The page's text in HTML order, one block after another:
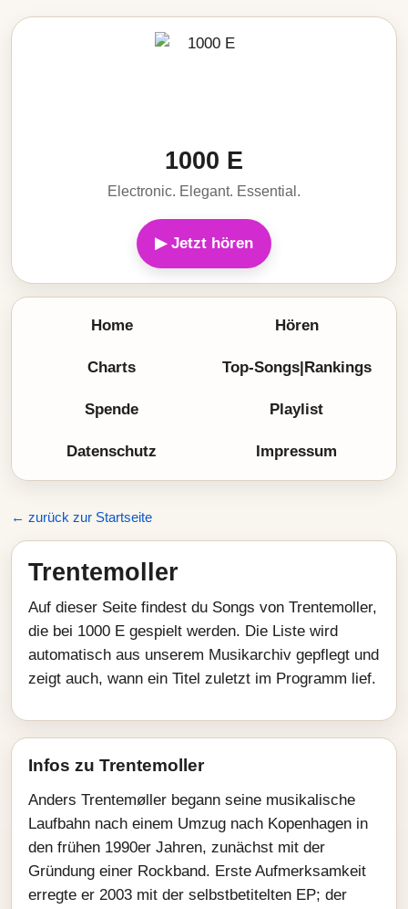
1000 E
Electronic. Elegant. Essential.
▶ Jetzt hören
Home Hören
Charts Top-Songs|Rankings
Spende Playlist
Datenschutz Impressum
← zurück zur Startseite
Trentemoller
Auf dieser Seite findest du Songs von Trentemoller,
die bei 1000 E gespielt werden. Die Liste wird
automatisch aus unserem Musikarchiv gepflegt und
zeigt auch, wann ein Titel zuletzt im Programm lief.
Infos zu Trentemoller
Anders Trentemøller begann seine musikalische
Laufbahn nach einem Umzug nach Kopenhagen in
den frühen 1990er Jahren, zunächst mit der
Gründung einer Rockband. Erste Aufmerksamkeit
erregte er 2003 mit der selbstbetitelten EP; der